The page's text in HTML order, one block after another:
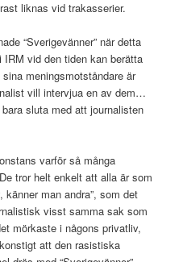
liknas vid trakasserier.
“Sverigevänner” när detta
IRM vid den tiden kan berätta
meningsmotståndare är
vill intervjua en av dem…
sluta med att journalisten
varför så många
tror helt enkelt att alla är som
man andra”, som det
visst samma sak som
mörkaste i någons privatliv,
att den rasistiska